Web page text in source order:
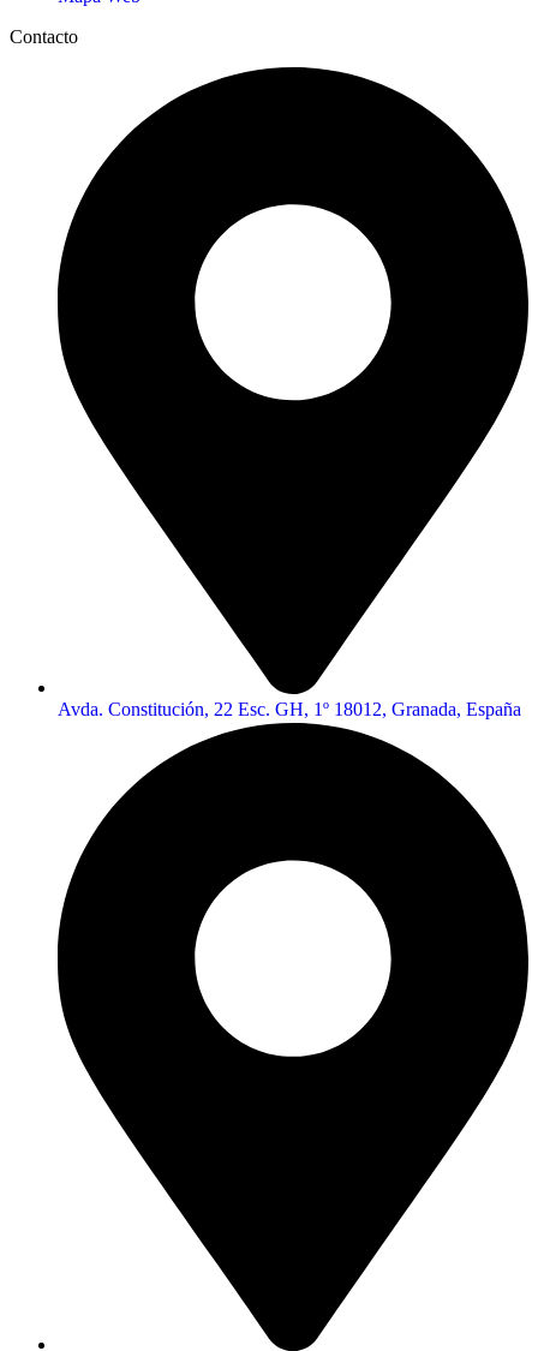
Contacto
Avda. Constitución, 22 Esc. GH, 1º 18012, Granada, España